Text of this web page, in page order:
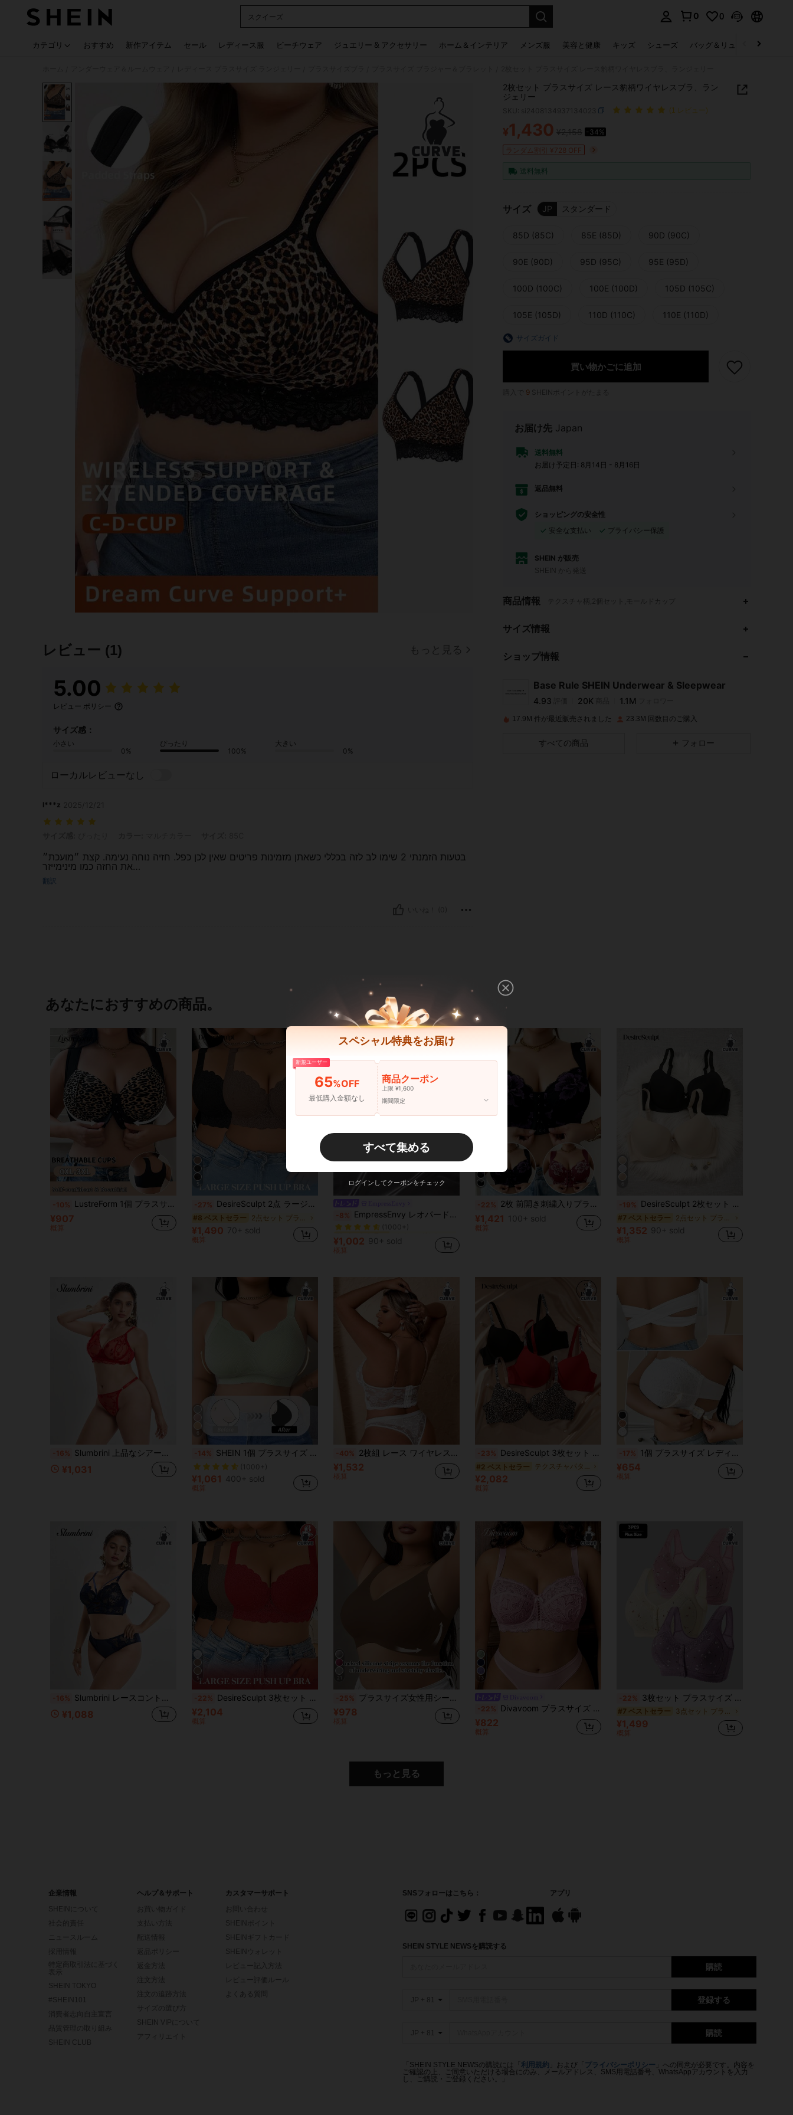
スクイーズ
0 0
カテゴリ おすすめ 新作アイテム セール レディース服 ビーチウェア ジュエリー & アクセサリー ホーム＆インテリア メンズ服 美容と健康 キッズ シューズ バッグ＆リュック
レビュー (1) もっと見る
5.00
レビュー ポリシー
サイズ感：
小さい
0%
ぴったり
100%
大きい
0%
ローカルレビューなし
l***z
בטעות הזמנתי 2 שימו לב לזה בכללי כשאתן מזמינות פריטים שאין לכן כפל. חזיה נוחה נעימה. קצת ״מועכת״
את החזה כמו מינימייזר…
翻訳
2枚セット プラスサイズ レース豹柄ワイヤレスブラ、ラン
ジェリー
(1 レビュー)
PRICE AND AVAILABILITY
¥1,430 -34%
ランダム割引 ¥728 OFF
送料無料
サイズ JP スタンダード
85D (85C) 85E (85D) 90D (90C)
90E (90D) 95D (95C) 95E (95D)
100D (100C) 100E (100D) 105D (105C)
105E (105D) 110D (110C) 110E (110D)
サイズガイド
買い物かごに追加
9
お届け先 Japan
送料無料
お届け予定日: 8月14日 - 8月16日
返品無料
ショッピングの安全性
安全な支払い
プライバシー保護
SHEIN が販売
SHEIN から発送
商品情報 テクスチャ柄,2個セット,モールドカップ
サイズ情報
ショップ情報
Base Rule SHEIN Underwear & Sleepwear
4.93
4.93
は1日前 に購入しました
17.9M 件が最近販売されました 23.3M 回数目のご購入
すべての商品 フォロー
あなたにおすすめの商品。
-10% LustreForm 1個 プラスサイズ レオパード柄 フロントクロージャー ワイドストラップブラ
¥907
概算
-27% DesireSculpt 2点 ラージサイズ レース サポート ワイヤレス リフトアンドシェイピングブラ
#8 ベストセラー
¥1,490 70+ sold
概算
-8% EmpressEnvy レオパード柄 レース切り替え アンダーワイヤーブラ リフトアップ プラスサイズ女性用
#1 ベストセラー
(1000+)
#1 ベストセラー
#1 ベストセラー
#1 ベストセラー
パディングなし プラスサイズのブラジャーとブラレット
¥1,002 90+ sold
概算
-22% 2枚 前開き刺繍入りプラスサイズブラ - ランダムフローラルプリントの日常使いブラ
¥1,421 100+ sold
概算
-19% DesireSculpt 2枚セット プラスサイズ レディース 無地 快適 ワイヤー入りブラ、下着セット、リフトアップ
#7 ベストセラー
¥1,352 90+ sold
概算
-16% Slumbrini 上品なシアー刺繍プッシュアップブラ&ショーツランジェリーセット、盛り上げ、大きいサイズ向け
¥1,031
-14% SHEIN 1個 プラスサイズ レディース シームレス ワイヤレスブラ リフトアップ
(1000+)
¥1,061 400+ sold
概算
-40% 2枚組 レース ワイヤレスブラセット、ランジェリー (プラスサイズ)
¥1,532
概算
-23% DesireSculpt 3枚セット プラスサイズ アンダーワイヤー入りブラジャー、快適でサポート力のある
#2 ベストセラー テクスチャパターン プラスサイズブラジャー
¥2,082
概算
-17% 1個 プラスサイズ レディース カジュアル&快適 ミニマリスト レース パッチワーク ワイヤレスブラ、ニット素材
¥654
概算
-16% Slumbrini レースコントラストメッシュ プラスサイズランジェリーセット(アンダーワイヤー、三角パンティ) 2点セット
¥1,088
5
-22% DesireSculpt 3枚セット プラスサイズ セクシー レース 快適 シームレス サポート ワイヤー入りブラ
¥2,104
概算
-25% プラスサイズ女性用シームレスグミブラ ソフトサポート&ワイヤレス、盛り上げ&バストアップ
¥978
概算
13
-22% Divavoom プラスサイズ レース アンダーワイヤーブラ、1個
¥822
概算
-22% 3枚セット プラスサイズ フローラル柄ブラジャー、ソフトで上品なフロントホック式ワイヤレスブラ、レディースプラスサイズランジェリー
#7 ベストセラー
¥1,499
概算
もっと見る
企業情報
SHEINについて
ニュースルーム
SHEIN TOKYO
#SHEIN101
消費者志向自主宣言
品質管理の取り組み
SHEIN CLUB
ヘルプ＆サポート
お買い物ガイド
支払い方法
返品ポリシー
サイズの選び方
SHEIN VIPについて
アフィリエイト
カスタマーサポート
お問い合わせ
SHEINポイント
SHEINギフトカード
SHEINウォレット
レビュー記入方法
レビュー評価ルール
よくある質問
SNSフォローはこちら： アプリ
SHEIN STYLE NEWSを購読する
購読
JP + 81 登録する
JP + 81 購読
「SHEIN STYLE NEWSの購読には「 利用規約 」および「 プライバシーポリシー 」への同意が必要です。内容を
ご確認の上、ご同意いただける場合にのみ、メールアドレス、SMS用電話番号、WhatsAppアカウントを入力
し、ご購読・ご登録ください。」
スペシャル特典をお届け
新規ユーザー
65%OFF
最低購入金額なし
商品クーポン
上限 ¥1,600
期間限定
すべて集める
ログインしてクーポンをチェック